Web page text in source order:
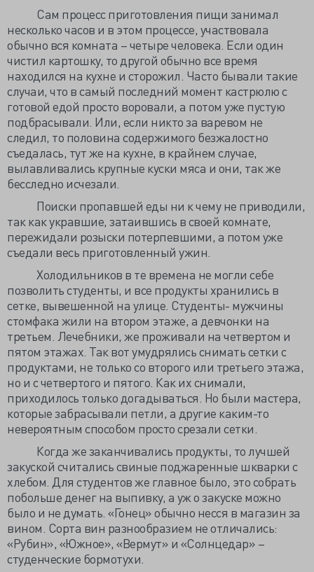
Сам процесс приготовления пищи занимал
несколько часов и в этом процессе, участвовала
обычно вся комната – четыре человека. Если один
чистил картошку, то другой обычно все время
находился на кухне и сторожил. Часто бывали такие
случаи, что в самый последний момент кастрюлю с
готовой едой просто воровали, а потом уже пустую
подбрасывали. Или, если никто за варевом не
следил, то половина содержимого безжалостно
съедалась, тут же на кухне, в крайнем случае,
вылавливались крупные куски мяса и они, так же
бесследно исчезали.
Поиски пропавшей еды ни к чему не приводили,
так как укравшие, затаившись в своей комнате,
пережидали розыски потерпевшими, а потом уже
съедали весь приготовленный ужин.
Холодильников в те времена не могли себе
позволить студенты, и все продукты хранились в
сетке, вывешенной на улице. Студенты- мужчины
стомфака жили на втором этаже, а девчонки на
третьем. Лечебники, же проживали на четвертом и
пятом этажах. Так вот умудрялись снимать сетки с
продуктами, не только со второго или третьего этажа,
но и с четвертого и пятого. Как их снимали,
приходилось только догадываться. Но были мастера,
которые забрасывали петли, а другие каким-то
невероятным способом просто срезали сетки.
Когда же заканчивались продукты, то лучшей
закуской считались свиные поджаренные шкварки с
хлебом. Для студентов же главное было, это собрать
побольше денег на выпивку, а уж о закуске можно
было и не думать. «Гонец» обычно несся в магазин за
вином. Сорта вин разнообразием не отличались:
«Рубин», «Южное», «Вермут» и «Солнцедар» –
студенческие бормотухи.